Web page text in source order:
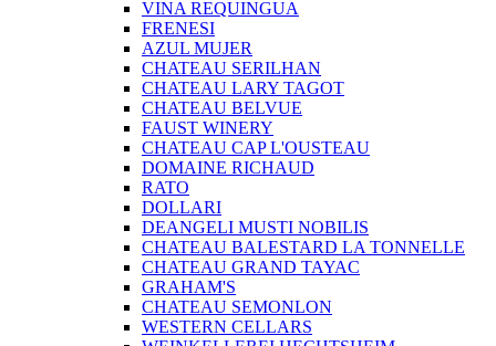
VINA REQUINGUA
FRENESI
AZUL MUJER
CHATEAU SERILHAN
CHATEAU LARY TAGOT
CHATEAU BELVUE
FAUST WINERY
CHATEAU CAP L'OUSTEAU
DOMAINE RICHAUD
RATO
DOLLARI
DEANGELI MUSTI NOBILIS
CHATEAU BALESTARD LA TONNELLE
CHATEAU GRAND TAYAC
GRAHAM'S
CHATEAU SEMONLON
WESTERN CELLARS